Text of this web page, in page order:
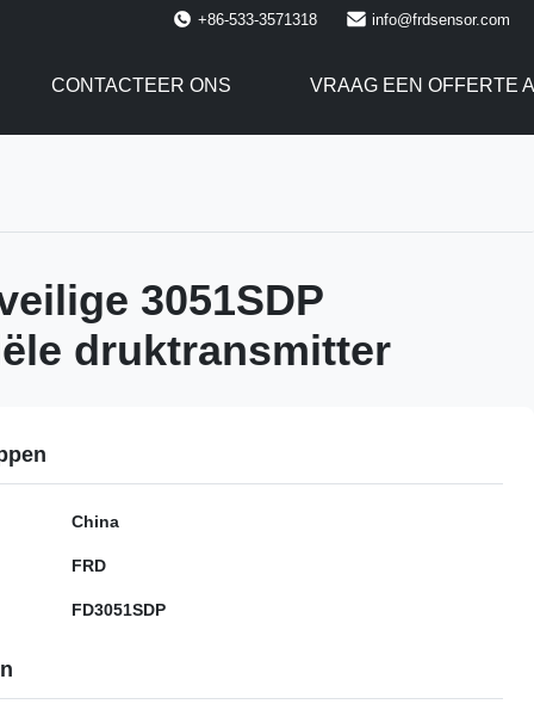
+86-533-3571318 info@frdsensor.com
CONTACTEER ONS VRAAG EEN OFFERTE
3051SDP
druktransmitter
China
FRD
FD3051SDP